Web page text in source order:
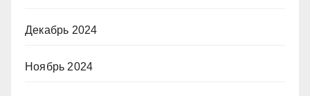
Декабрь 2024
Ноябрь 2024